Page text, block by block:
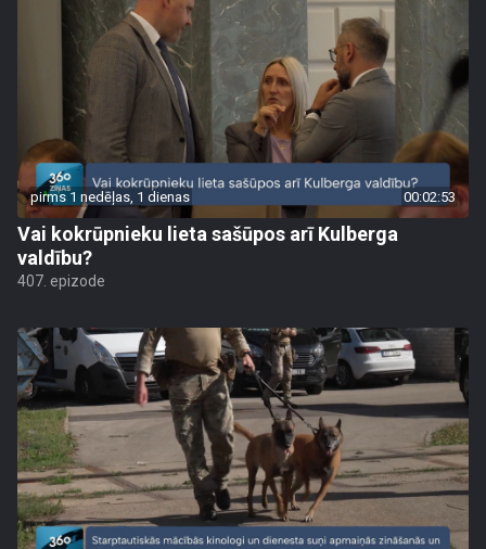
pirms 1 nedēļas, 1 dienas 00:02:53
Vai kokrūpnieku lieta sašūpos arī Kulberga
valdību?
407. epizode